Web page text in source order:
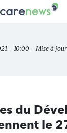
Carenews,
des- 10:00 - Mise à
du
le